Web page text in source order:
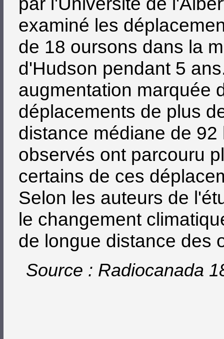
examiné les
de 18 oursons dans la
d'Hudson pendant 5
augmentation marquée
déplacements de plus
distance médiane de
observés ont parcouru
certains de ces
Selon les auteurs de
le changement
de longue distance des
Source : Radiocanada